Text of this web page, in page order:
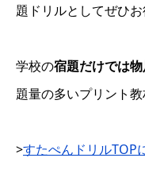
題ドリルとしてぜひお
学校の宿題だけでは
題量の多いプリント教
>すたぺんドリルTOP